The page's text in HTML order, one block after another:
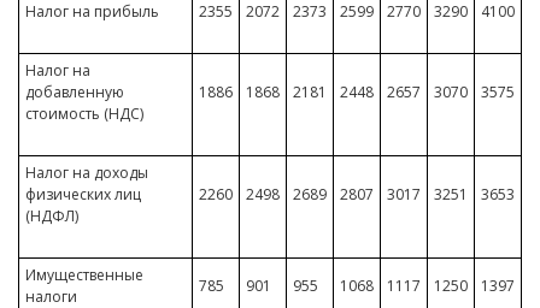
Налог на прибыль 2355 2072 2373 2599 2770 3290 4100
Налог на
добавленную
стоимость (НДС)
1886 1868 2181 2448 2657 3070 3575
Налог на доходы
физических лиц
(НДФЛ)
2260 2498 2689 2807 3017 3251 3653
Имущественные
налоги
785 901 955 1068 1117 1250 1397